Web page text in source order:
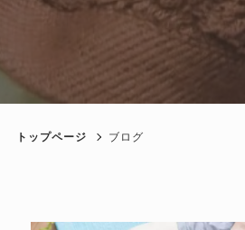
トップページ ブログ